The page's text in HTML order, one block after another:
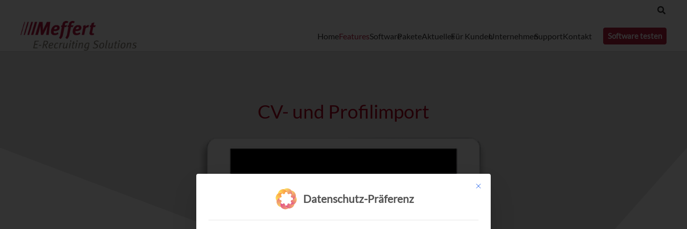
HomeFeaturesSoftwarePaketeAktuellesFür KundenUnternehmenSupportKontakt Software testen
CV- und Profilimport
Mit diesem Button wird der Dialog geschlossen. Seine Funktionalität ist
Datenschutz-Präferenz